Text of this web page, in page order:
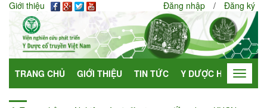
Giới thiệu Đăng nhập / Đăng ký
TRANG CHỦ GIỚI THIỆU TIN TỨC Y DƯỢC HỌC Toggle